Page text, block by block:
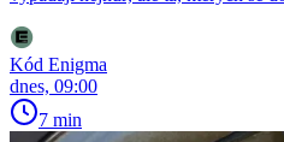
Kód Enigma
dnes, 09:00
7 min